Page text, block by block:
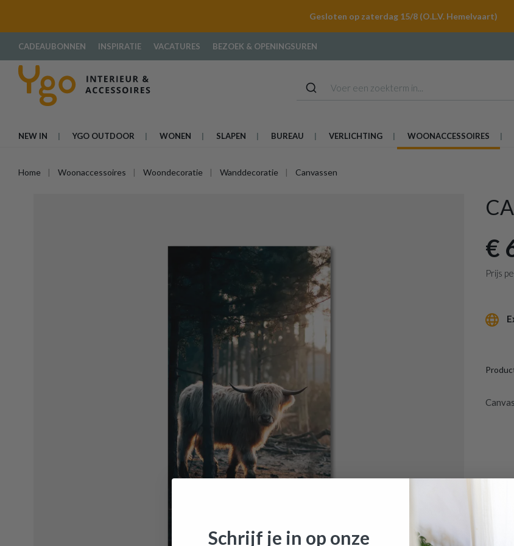
Gesloten op zaterdag 15/8 (O.L.V. Hemelvaart)
CADEAUBONNEN INSPIRATIE VACATURES BEZOEK & OPENINGSUREN
NEW IN YGO OUTDOOR WONEN SLAPEN BUREAU VERLICHTING WOONACCESSOIRES
Home Woonaccessoires Woondecoratie Wanddecoratie Canvassen
€
Prijs
Schrijf je in op onze